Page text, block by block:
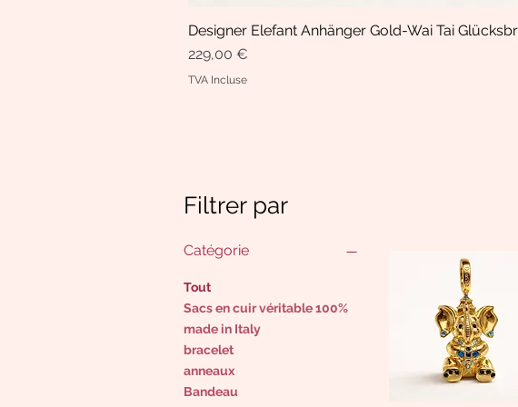
Designer Elefant Anhänger Gold-Wai Tai
Prix
229,00 €
TVA Incluse
Filtrer par
Catégorie
Tout
Sacs en cuir véritable 100%
made in Italy
bracelet
anneaux
Bandeau